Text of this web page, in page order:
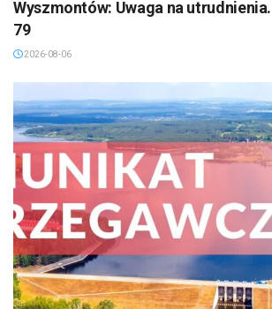
Wyszmontów: Uwaga na utrudnienia.
79
2026-08-06